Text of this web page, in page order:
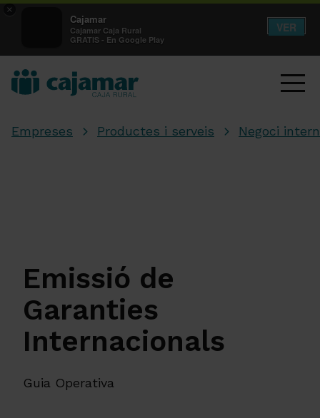
×
Cajamar
Cajamar Caja Rural
GRATIS - En Google Play
VER
Empreses Productes i serveis Negoci
Emissió de
Garanties
Internacionals
Guia Operativa